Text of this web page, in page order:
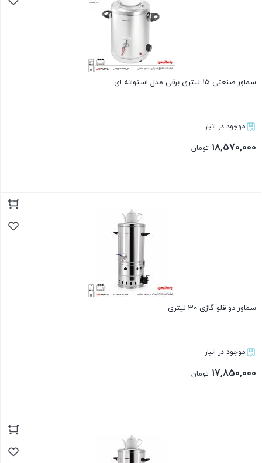
سماور صنعتی 15 لیتری برقی مدل استوانه ای
موجود در انبار
18,570,000 تومان
سماور دو قلو گازی 30 لیتری
موجود در انبار
17,850,000 تومان